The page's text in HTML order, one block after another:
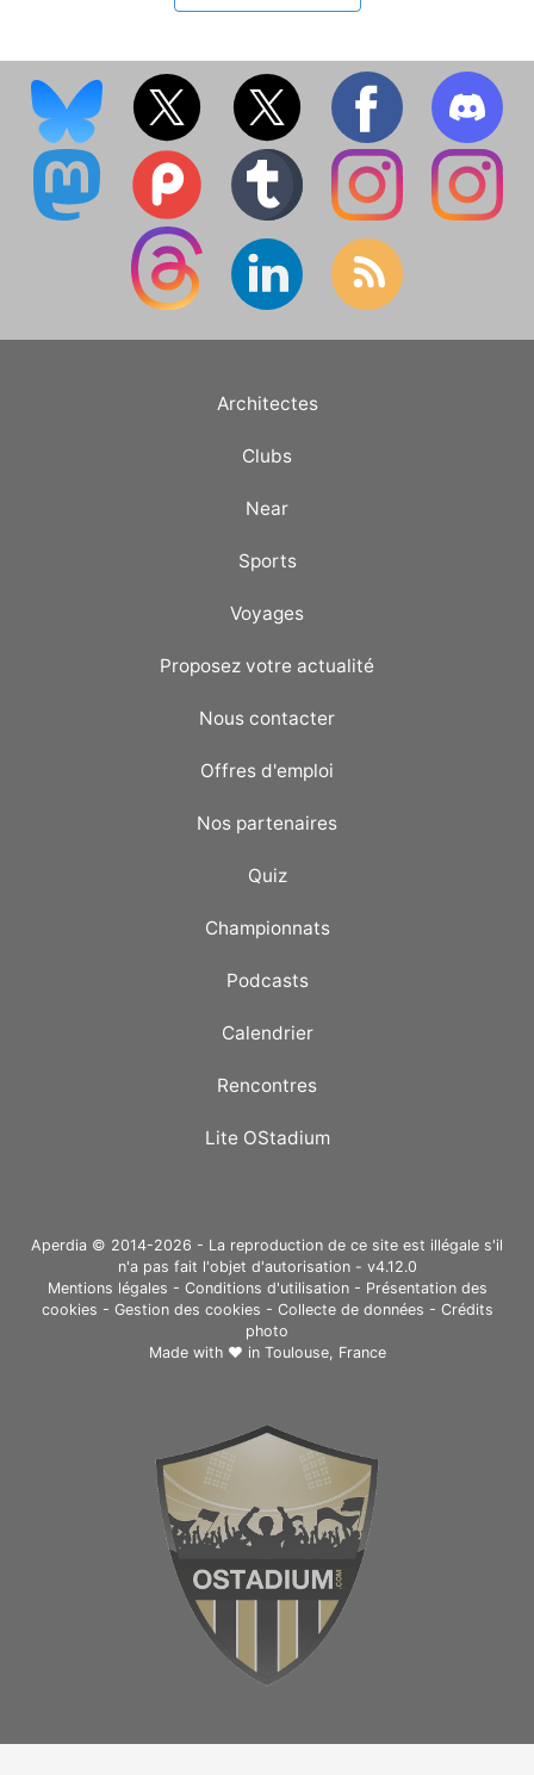
Architectes
Clubs
Near
Sports
Voyages
Proposez votre actualité
Nous contacter
Offres d'emploi
Nos partenaires
Quiz
Championnats
Podcasts
Calendrier
Rencontres
Lite OStadium
Aperdia © 2014-2026 - La reproduction de ce site est illégale s'il
n'a pas fait l'objet d'autorisation - v4.12.0
Mentions légales - Conditions d'utilisation- Présentation des
cookies - Gestion des cookies - Collecte de données - Crédits
photo
Made with ❤ in Toulouse, France